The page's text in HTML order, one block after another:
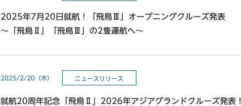
2025年7月20日就航！「飛鳥Ⅲ」オープニングクルーズ発表
～「飛鳥Ⅱ」「飛鳥Ⅲ」の2隻運航へ～
2025/2/20（木） ニュースリリース
就航20周年記念「飛鳥Ⅱ」2026年アジアグランドクルーズ発表！